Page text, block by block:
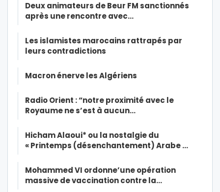
Deux animateurs de Beur FM sanctionnés
après une rencontre avec…
Les islamistes marocains rattrapés par
leurs contradictions
Macron énerve les Algériens
Radio Orient : “notre proximité avec le
Royaume ne s’est à aucun…
Hicham Alaoui* ou la nostalgie du
« Printemps (désenchantement) Arabe …
Mohammed VI ordonne’une opération
massive de vaccination contre la…